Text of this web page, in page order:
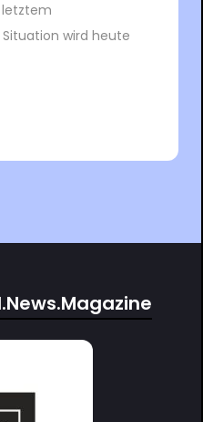
letztem
wird heute